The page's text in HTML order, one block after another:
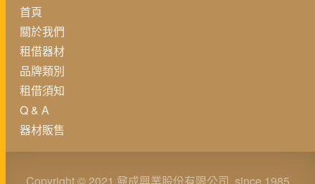
首頁
關於我們
租借器材
品牌類別
租借須知
Q & A
器材販售
Copyright © 2021 鼐成興業股份有限公司. since 1985